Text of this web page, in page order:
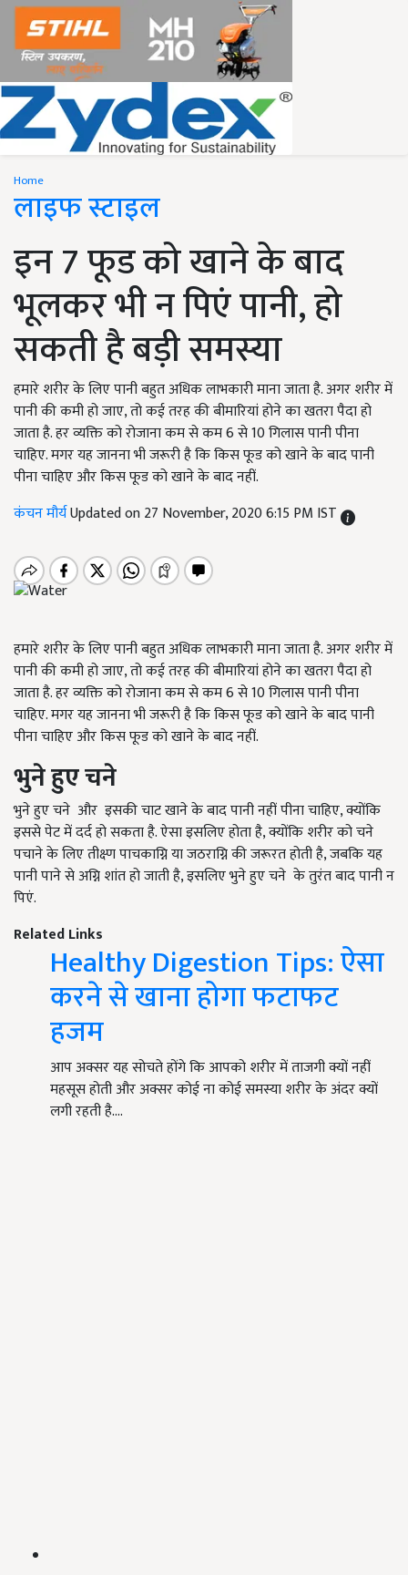
Home
लाइफ स्टाइल
इन 7 फूड को खाने के बाद
भूलकर भी न पिएं पानी, हो
सकती है बड़ी समस्या
हमारे शरीर के लिए पानी बहुत अधिक लाभकारी माना जाता है. अगर शरीर में
पानी की कमी हो जाए, तो कई तरह की बीमारियां होने का खतरा पैदा हो
जाता है. हर व्यक्ति को रोजाना कम से कम 6 से 10 गिलास पानी पीना
चाहिए. मगर यह जानना भी जरूरी है कि किस फूड को खाने के बाद पानी
पीना चाहिए और किस फूड को खाने के बाद नहीं.
कंचन मौर्यUpdated on 27 November, 2020 6:15 PM IST
हमारे शरीर के लिए पानी बहुत अधिक लाभकारी माना जाता है. अगर शरीर में
पानी की कमी हो जाए, तो कई तरह की बीमारियां होने का खतरा पैदा हो
जाता है. हर व्यक्ति को रोजाना कम से कम 6 से 10 गिलास पानी पीना
चाहिए. मगर यह जानना भी जरूरी है कि किस फूड को खाने के बाद पानी
पीना चाहिए और किस फूड को खाने के बाद नहीं.
भुने हुए चने
भुने हुए चने और इसकी चाट खाने के बाद पानी नहीं पीना चाहिए, क्योंकि
इससे पेट में दर्द हो सकता है. ऐसा इसलिए होता है, क्योंकि शरीर को चने
पचाने के लिए तीक्ष्ण पाचकाग्नि या जठराग्नि की जरूरत होती है, जबकि यह
पानी पाने से अग्नि शांत हो जाती है, इसलिए भुने हुए चने के तुरंत बाद पानी न
पिएं.
Related Links
Healthy Digestion Tips: ऐसा
करने से खाना होगा फटाफट
हजम
आप अक्सर यह सोचते होंगे कि आपको शरीर में ताजगी क्यों नहीं
महसूस होती और अक्सर कोई ना कोई समस्या शरीर के अंदर क्यों
लगी रहती है.…